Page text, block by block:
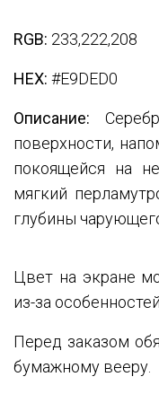
RGB: 233,222,208
HEX: #E9DED0
Описание:
поверхности,
покоящейся на
мягкий
глубины
Цвет на экране
из-за
Перед заказом
бумажному вееру.